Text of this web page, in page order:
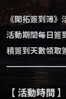
《開拓簽到簿》
活動期間每日簽
積簽到天數領取
【 活動時間 】